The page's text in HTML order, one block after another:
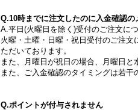
Q.10時までに注文したのに入金確認の
A.平日(火曜日を除く)受付のご注文に
火曜・土曜・日曜・祝日受付のご注
ただいております。
また、月曜日が祝日の場合、月曜日
また、ご入金確認のタイミングは若
Q.ポイントが付与されません